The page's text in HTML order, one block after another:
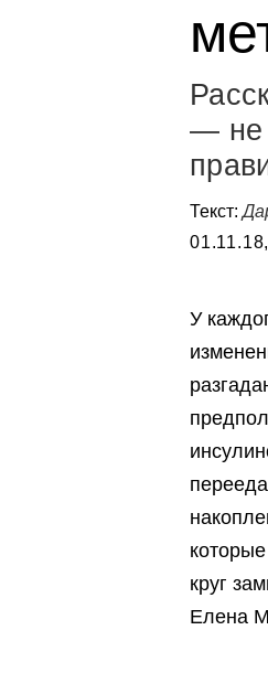
— не
Текст:
У
круг
Елена